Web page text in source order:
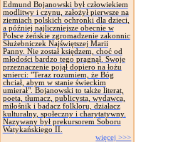
Edmund Bojanowski był człowiekiem
modlitwy i czynu, założył pierwsze na
ziemiach polskich ochronki dla dzieci,
a później najliczniejsze obecnie w
Polsce żeńskie zgromadzenie zakonnic
Służebniczek Najświętszej Marii
Panny. Nie został księdzem, choć od
młodości bardzo tego pragnął. Swoje
przeznaczenie pojął dopiero na łożu
smierci: "Teraz rozumiem, że Bóg
chciał, abym w stanie świeckim
umierał". Bojanowski to także literat,
poeta, tłumacz, publicysta, wydawca,
miłośnik i badacz folkloru, działacz
kulturalny, społeczny i charytatywny.
Nazywany był prekursorem Soboru
Watykańskiego II.
więcej >>>